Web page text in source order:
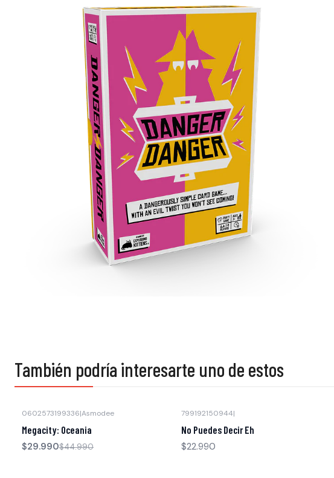
También podría interesarte uno de estos
0602573199336|Asmodee
Megacity: Oceania
$29.990$44.990
799192150944|
No Puedes Decir Eh
$22.990